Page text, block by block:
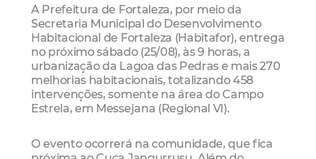
A Prefeitura de Fortaleza, por meio da
Secretaria Municipal do Desenvolvimento
Habitacional de Fortaleza (Habitafor), entrega
no próximo sábado (25/08), às 9 horas, a
urbanização da Lagoa das Pedras e mais 270
melhorias habitacionais, totalizando 458
intervenções, somente na área do Campo
Estrela, em Messejana (Regional VI).
O evento ocorrerá na comunidade, que fica